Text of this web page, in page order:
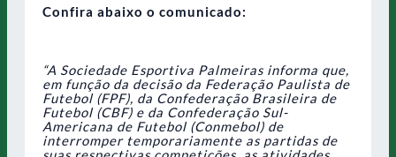
Confira abaixo o comunicado:
“A Sociedade Esportiva Palmeiras informa que,
em função da decisão da Federação Paulista de
Futebol (FPF), da Confederação Brasileira de
Futebol (CBF) e da Confederação Sul-
Americana de Futebol (Conmebol) de
interromper temporariamente as partidas de